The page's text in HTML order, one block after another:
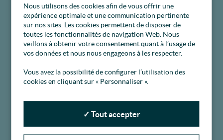
Nichée sur la place de la Tour, la boulangerie-
pâtisserie Madeleine place le "fait maison" au
cœur de son identité. Chaque jour, l'artisanat
pur s'y exprime à travers des pains pétris avec
soin, des viennoiseries d'exception et des
pâtisseries fines de qualité. L'établissement
privilégie des matières premières locales
rigoureusement sélectionnées pour garantir des
création témoigne d'un savoir-faire passionné,
offrant au village le meilleur de la tradition
boulangère. Directeur : Sébastien Leroy
Nous utilisons des cookies afin de vous offrir une
expérience optimale et une communication pertinente
sur nos sites. Les cookies permettent de disposer de
toutes les fonctionnalités de navigation Web. Nous
veillons à obtenir votre consentement quant à l’usage de
vos données et nous nous engageons à les respecter.
Vous avez la possibilité de configurer l’utilisation des
cookies en cliquant sur « Personnaliser ».
✓ Tout accepter